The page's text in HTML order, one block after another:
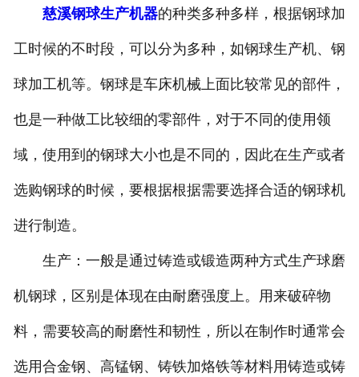
慈溪钢球生产机器的种类多种多样，根据钢球加
工时候的不时段，可以分为多种，如钢球生产机、钢
球加工机等。钢球是车床机械上面比较常见的部件，
也是一种做工比较细的零部件，对于不同的使用领
域，使用到的钢球大小也是不同的，因此在生产或者
选购钢球的时候，要根据根据需要选择合适的钢球机
进行制造。
生产：一般是通过铸造或锻造两种方式生产球磨
机钢球，区别是体现在由耐磨强度上。用来破碎物
料，需要较高的耐磨性和韧性，所以在制作时通常会
选用合金钢、高锰钢、铸铁加烙铁等材料用铸造或铸